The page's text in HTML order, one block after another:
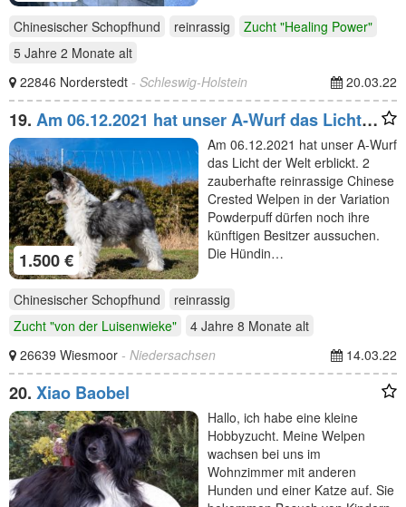
Chinesischer Schopfhund reinrassig
Zucht "Healing Power"
5 Jahre 2 Monate alt
22846 Norderstedt - Schleswig-Holstein 20.03.22
19. Am 06.12.2021 hat unser A-Wurf das Licht
der Welt
1.500 €
Am 06.12.2021 hat unser A-Wurf
das Licht der Welt erblickt. 2
zauberhafte reinrassige Chinese
Crested Welpen in der Variation
Powderpuff dürfen noch ihre
künftigen Besitzer aussuchen.
Die Hündin…
Chinesischer Schopfhund
reinrassig
Zucht "von der Luisenwieke"
4 Jahre 8 Monate alt
26639 Wiesmoor - Niedersachsen 14.03.22
20. Xiao Baobel
Hallo, ich habe eine kleine
Hobbyzucht. Meine Welpen
wachsen bei uns im
Wohnzimmer mit anderen
Hunden und einer Katze auf. Sie